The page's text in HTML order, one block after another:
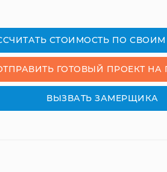
СТОИМОСТЬ ПО
ГОТОВЫЙ ПРОЕКТ НА
ВЫЗВАТЬ ЗАМЕРЩИКА